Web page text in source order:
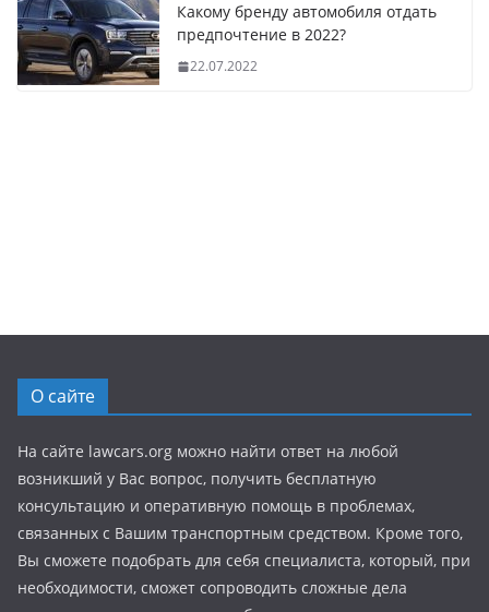
Какому бренду автомобиля отдать
предпочтение в 2022?
22.07.2022
О сайте
На сайте lawcars.org можно найти ответ на любой
возникший у Вас вопрос, получить бесплатную
консультацию и оперативную помощь в проблемах,
связанных с Вашим транспортным средством. Кроме того,
Вы сможете подобрать для себя специалиста, который, при
необходимости, сможет сопроводить сложные дела